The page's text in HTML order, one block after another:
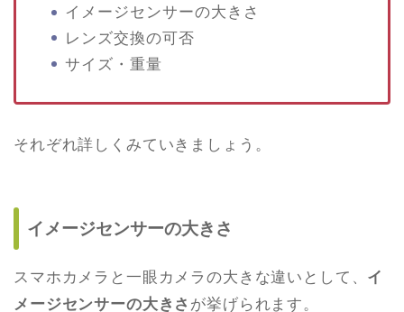
イメージセンサーの大きさ
レンズ交換の可否
サイズ・重量
それぞれ詳しくみていきましょう。
イメージセンサーの大きさ
スマホカメラと一眼カメラの大きな違いとして、 イ
メージセンサーの大きさ が挙げられます。